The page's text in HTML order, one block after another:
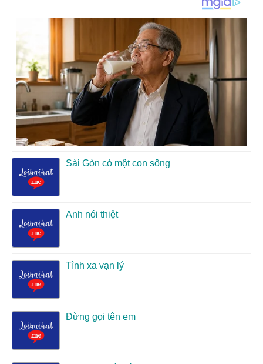
Sài Gòn có một con sông
Anh nói thiệt
Tình xa vạn lý
Đừng gọi tên em